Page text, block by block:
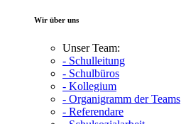
Wir über uns
Unser Team:
- Schulleitung
- Schulbüros
- Kollegium
- Organigramm der Teams
- Referendare